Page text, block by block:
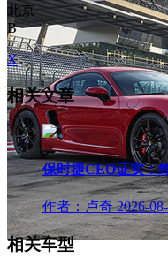
北京
B
X
相关文章
保时捷CEO证实：
作者：卢奇 2026-
相关车型